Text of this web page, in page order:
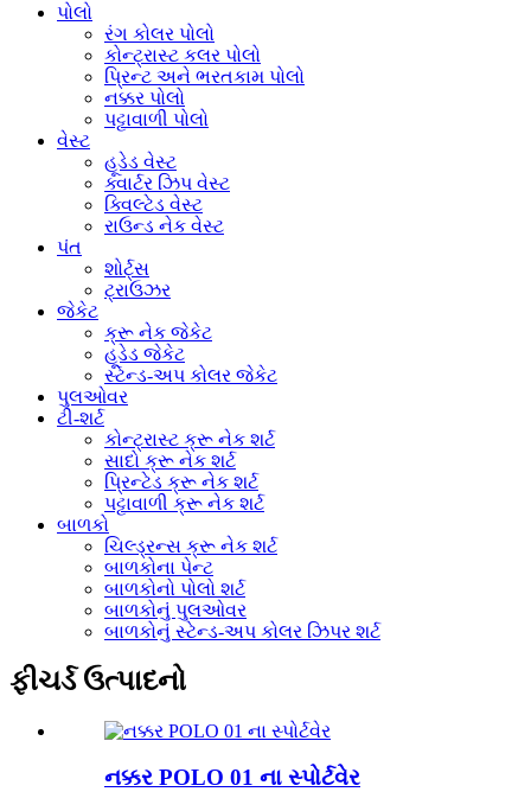
પોલો
રંગ કોલર પોલો
કોન્ટ્રાસ્ટ કલર પોલો
પ્રિન્ટ અને ભરતકામ પોલો
નક્કર પોલો
પટ્ટાવાળી પોલો
વેસ્ટ
હૂડેડ વેસ્ટ
ક્વાર્ટર ઝિપ વેસ્ટ
ક્વિલ્ટેડ વેસ્ટ
રાઉન્ડ નેક વેસ્ટ
પંત
શોર્ટ્સ
ટ્રાઉઝર
જેકેટ
ક્રૂ નેક જેકેટ
હૂડેડ જેકેટ
સ્ટેન્ડ-અપ કોલર જેકેટ
પુલઓવર
ટી-શર્ટ
કોન્ટ્રાસ્ટ ક્રૂ નેક શર્ટ
સાદો ક્રૂ નેક શર્ટ
પ્રિન્ટેડ ક્રૂ નેક શર્ટ
પટ્ટાવાળી ક્રૂ નેક શર્ટ
બાળકો
ચિલ્ડ્રન્સ ક્રૂ નેક શર્ટ
બાળકોના પેન્ટ
બાળકોનો પોલો શર્ટ
બાળકોનું પુલઓવર
બાળકોનું સ્ટેન્ડ-અપ કોલર ઝિપર શર્ટ
ફીચર્ડ ઉત્પાદનો
નક્કર POLO 01 ના સ્પોર્ટવેર